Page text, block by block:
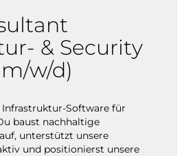
& Security
w/d)
Software für
baust nachhaltige
unterstützt unsere
und positionierst unsere